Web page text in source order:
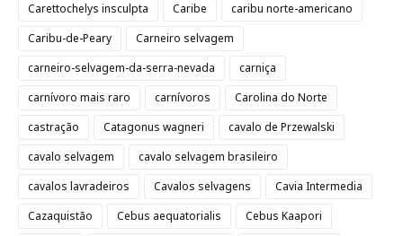
Carettochelys insculpta
Caribe
caribu norte-americano
Caribu-de-Peary
Carneiro selvagem
carneiro-selvagem-da-serra-nevada
carniça
carnívoro mais raro
carnívoros
Carolina do Norte
castração
Catagonus wagneri
cavalo de Przewalski
cavalo selvagem
cavalo selvagem brasileiro
cavalos lavradeiros
Cavalos selvagens
Cavia Intermedia
Cazaquistão
Cebus aequatorialis Cebus Kaapori